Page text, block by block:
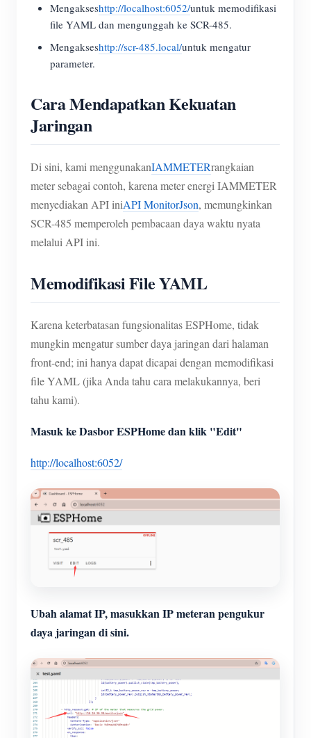
Mengakseshttp://localhost:6052/untuk memodifikasi
file YAML dan mengunggah ke SCR-485.
Mengakseshttp://scr-485.local/untuk mengatur
parameter.
Cara Mendapatkan Kekuatan
Jaringan
Di sini, kami menggunakanIAMMETERrangkaian
meter sebagai contoh, karena meter energi IAMMETER
menyediakan API iniAPI MonitorJson, memungkinkan
SCR-485 memperoleh pembacaan daya waktu nyata
melalui API ini.
Memodifikasi File YAML
Karena keterbatasan fungsionalitas ESPHome, tidak
mungkin mengatur sumber daya jaringan dari halaman
front-end; ini hanya dapat dicapai dengan memodifikasi
file YAML (jika Anda tahu cara melakukannya, beri
tahu kami).
Masuk ke Dasbor ESPHome dan klik "Edit"
http://localhost:6052/
Ubah alamat IP, masukkan IP meteran pengukur
daya jaringan di sini.